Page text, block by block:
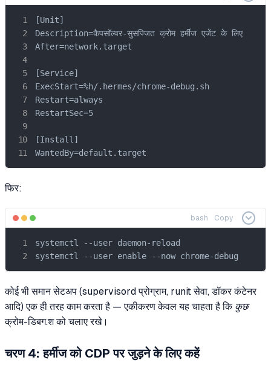
[Unit]
Description=कैपसॉल्वर-सुसज्जित क्रोम हर्मीज एजेंट के लिए
After=network.target
[Service]
ExecStart=%h/.hermes/chrome-debug.sh
Restart=always
RestartSec=5
[Install]
WantedBy=default.target
फिर:
bash Copy
systemctl --user daemon-reload
systemctl --user enable --now chrome-debug
कोई भी समान सेटअप (supervisord प्रोग्राम, runit सेवा, डॉकर कंटेनर
आदि) एक ही तरह काम करता है — एकीकरण केवल यह चाहता है कि कुछ
क्रोम-डिबग.श को चलाए रखे।
चरण 4: हर्मीज को CDP पर जुड़ने के लिए कहें